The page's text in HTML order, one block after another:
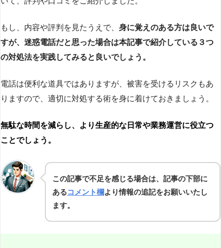
もし、内容や評判を見たうえで、 身に覚えのある方は良いで
すが、迷惑電話だと思った場合は本記事で紹介している３つ
の対処法を実践してみると良いでしょう。
電話は便利な道具ではありますが、被害を受けるリスクもあ
りますので、適切に対処する術を身に着けておきましょう。
無駄な時間を減らし、より生産的な日常や業務運営に役立つ
ことでしょう。
この記事で不足を感じる場合は、記事の下部に
あるコメント欄より情報の追記をお願いいたし
ます。